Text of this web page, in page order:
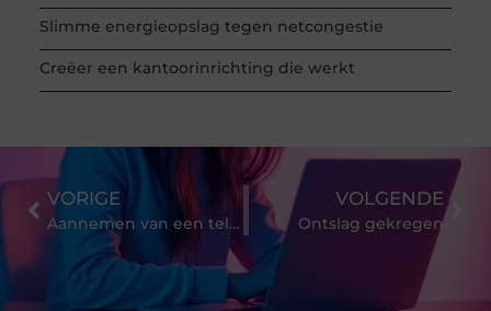
Slimme energieopslag tegen netcongestie
Creëer een kantoorinrichting die werkt
VORIGE
Aannemen van een telefoonservice
VOLGENDE
Ontslag gekregen